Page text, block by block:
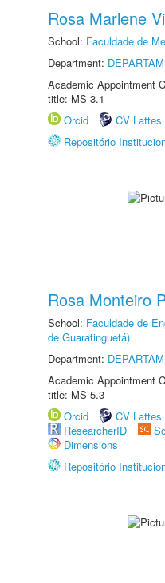
Rosa Marlene
School: Faculdade de
Department:
Academic Appointment
title: MS-3.1
Orcid
CV Lattes
Repositório
Rosa Monteiro
School: Faculdade de
de Guaratinguetá)
Department:
Academic Appointment
title: MS-5.3
Orcid
CV Lattes
ResearcherID
Dimensions
Repositório